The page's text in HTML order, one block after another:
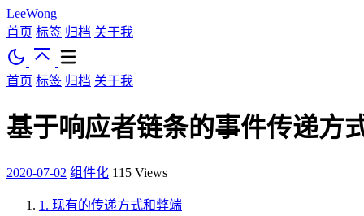
LeeWong
首页 标签 归档 关于我
首页 标签 归档 关于我
基于响应者链条的事件传递方
2020-07-02 组件化 115 Views
1. 现有的传递方式和弊端